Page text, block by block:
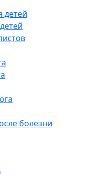
детей
болезни